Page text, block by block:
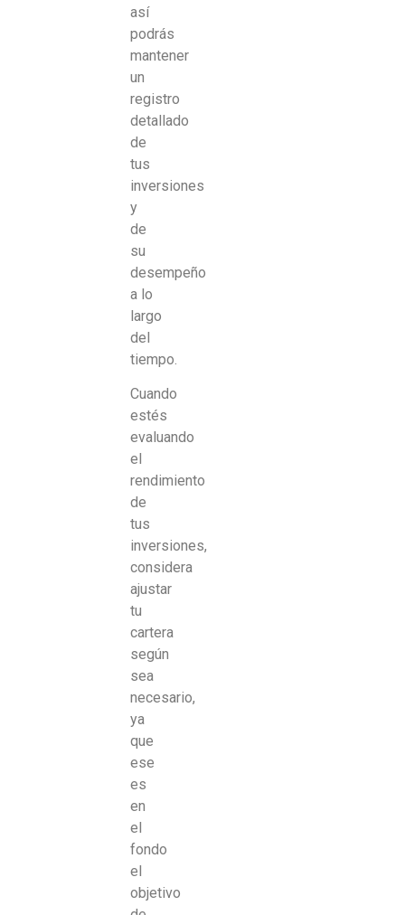
así
podrás
mantener
un
registro
detallado
de
tus
inversiones
y
de
su
desempeño
a lo
largo
del
tiempo.
Cuando
estés
evaluando
el
rendimiento
de
tus
inversiones,
considera
ajustar
tu
cartera
según
sea
necesario,
ya
que
ese
es
en
el
fondo
el
objetivo